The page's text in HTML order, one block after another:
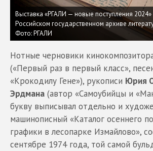
Выставка «РГАЛИ — новые поступления 2024»
Российском государственном архиве
Фото: РГАЛИ
Нотные черновики
(«Первый раз в первый класс»,
«Крокодилу Гене»), рукописи Юрия
Эрдмана (автор «Самоубийцы и
букву выписывал отдельно и
машинописный «Каталог осеннего
графики в лесопарке Измайлово»,
сентябре 1974 года, той самой